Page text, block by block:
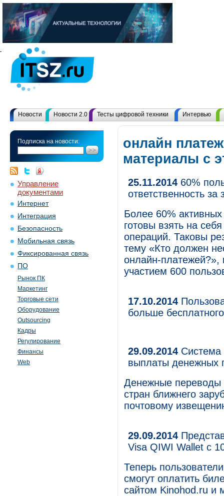
Новости Новости 2.0 Тесты цифровой техники Интервью
Подписка на новости:
Управление
документами
Интернет
Интеграция
Безопасность
Мобильная связь
Фиксированная связь
ПО
Рынок ПК
Маркетинг
Торговые сети
Оборудование
Outsourcing
Кадры
Регулирование
Финансы
Web
онлайн
материалы с
25.11.2014 60%
ответственность
Более 60%
готовы взять на
операций. Таковы
тему «Кто должен
онлайн-платежей?»,
участием 600
17.10.2014
больше
29.09.2014 Система
выплаты денежных
Денежные переводы
стран ближнего
почтовому
29.09.2014
Visa QIWI Wallet с
Теперь
смогут оплатить
сайтом Kinohod.ru и